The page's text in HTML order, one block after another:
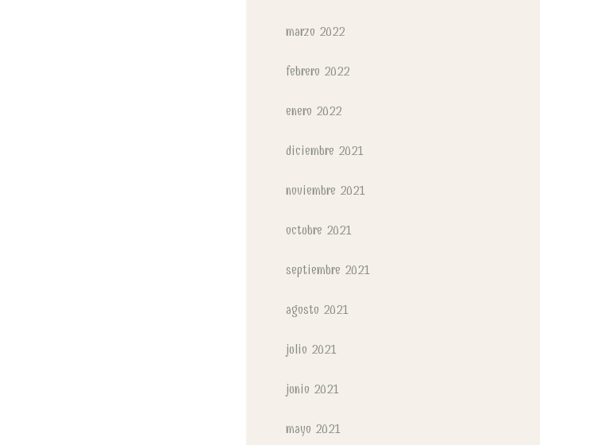
marzo 2022
febrero 2022
enero 2022
diciembre 2021
noviembre 2021
octubre 2021
septiembre 2021
agosto 2021
julio 2021
junio 2021
mayo 2021